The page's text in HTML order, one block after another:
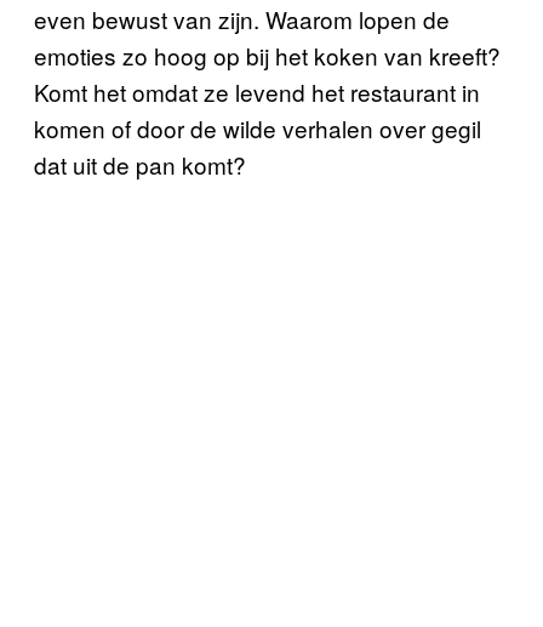
even bewust van zijn. Waarom lopen de
emoties zo hoog op bij het koken van kreeft?
Komt het omdat ze levend het restaurant in
komen of door de wilde verhalen over gegil
dat uit de pan komt?